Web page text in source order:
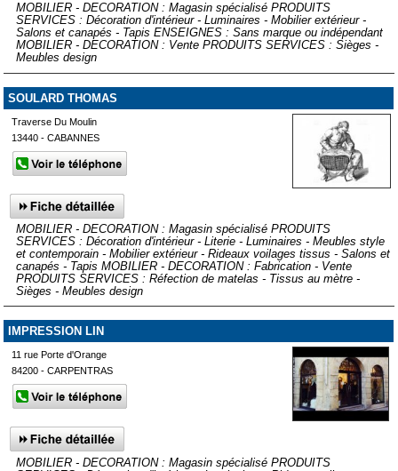
MOBILIER - DECORATION : Magasin spécialisé PRODUITS
SERVICES : Décoration d'intérieur - Luminaires - Mobilier extérieur -
Salons et canapés - Tapis ENSEIGNES : Sans marque ou indépendant
MOBILIER - DECORATION : Vente PRODUITS SERVICES : Sièges -
Meubles design
SOULARD THOMAS
Traverse Du Moulin
13440 - CABANNES
MOBILIER - DECORATION : Magasin spécialisé PRODUITS
SERVICES : Décoration d'intérieur - Literie - Luminaires - Meubles style
et contemporain - Mobilier extérieur - Rideaux voilages tissus - Salons et
canapés - Tapis MOBILIER - DECORATION : Fabrication - Vente
PRODUITS SERVICES : Réfection de matelas - Tissus au mètre -
Sièges - Meubles design
IMPRESSION LIN
11 rue Porte d'Orange
84200 - CARPENTRAS
MOBILIER - DECORATION : Magasin spécialisé PRODUITS